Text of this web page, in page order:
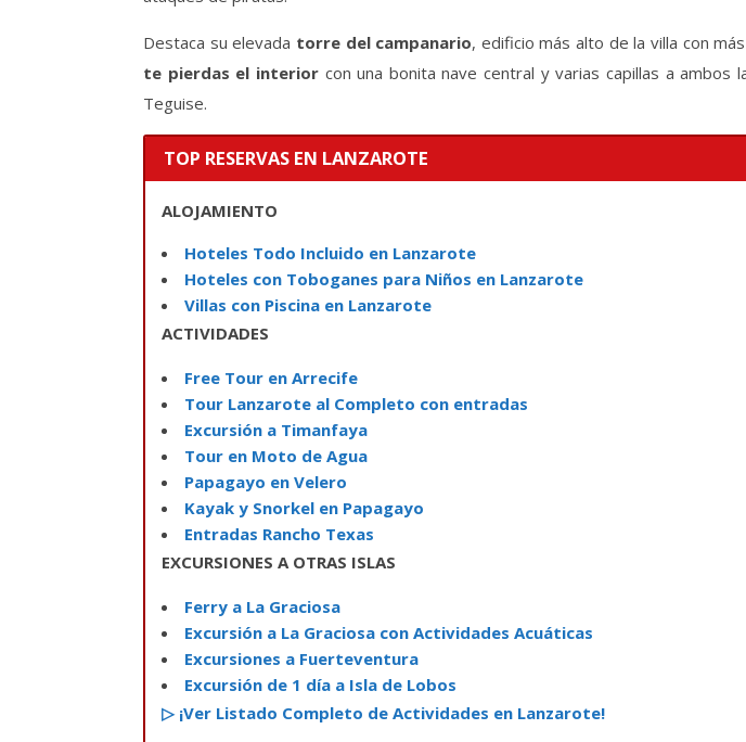
Destaca su elevada torre del campanario, edificio más alto de la villa con
te pierdas el interiorcon una bonita nave central y varias capillas a ambos
Teguise.
TOP RESERVAS EN LANZAROTE
ALOJAMIENTO
Hoteles Todo Incluido en Lanzarote
Hoteles con Toboganes para Niños en Lanzarote
Villas con Piscina en Lanzarote
ACTIVIDADES
Free Tour en Arrecife
Tour Lanzarote al Completo con entradas
Excursión a Timanfaya
Tour en Moto de Agua
Papagayo en Velero
Kayak y Snorkel en Papagayo
Entradas Rancho Texas
EXCURSIONES A OTRAS ISLAS
Ferry a La Graciosa
Excursión a La Graciosa con Actividades Acuáticas
Excursiones a Fuerteventura
Excursión de 1 día a Isla de Lobos
▷ ¡Ver Listado Completo de Actividades en Lanzarote!